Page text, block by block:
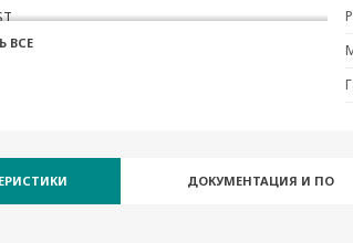
T
IEX
T-IEX
IEX
T-IEX
ВСЕ
ДОКУМЕНТАЦИЯ И ПО